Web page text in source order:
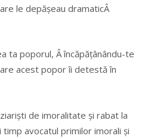
le depășeau dramaticÂ
ta poporul, Â încăpățânându-te
acest popor îi detestă în
de imoralitate și rabat la
avocatul primilor imorali și